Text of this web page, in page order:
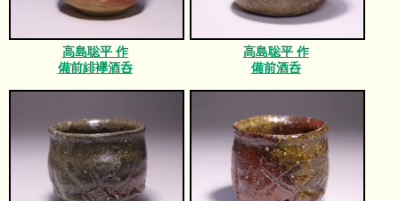
高島聡平 作
備前緋襷酒呑
高島聡平 作
備前酒呑